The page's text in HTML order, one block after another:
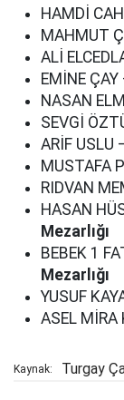
HAMDİ
MAHMUT
ALİ
EMİNE ÇAY
NASAN
SEVGİ
ARİF USLU
MUSTAFA
RIDVAN
HASAN
Mezarlığı
BEBEK 1
Mezarlığı
YUSUF
ASEL MİRA
Kaynak: Turgay